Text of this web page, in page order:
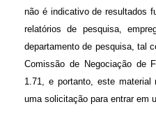
não é indicativo de resultados
relatórios de pesquisa,
departamento de pesquisa, tal
Comissão de Negociação de
1.71, e portanto, este material
uma solicitação para entrar em